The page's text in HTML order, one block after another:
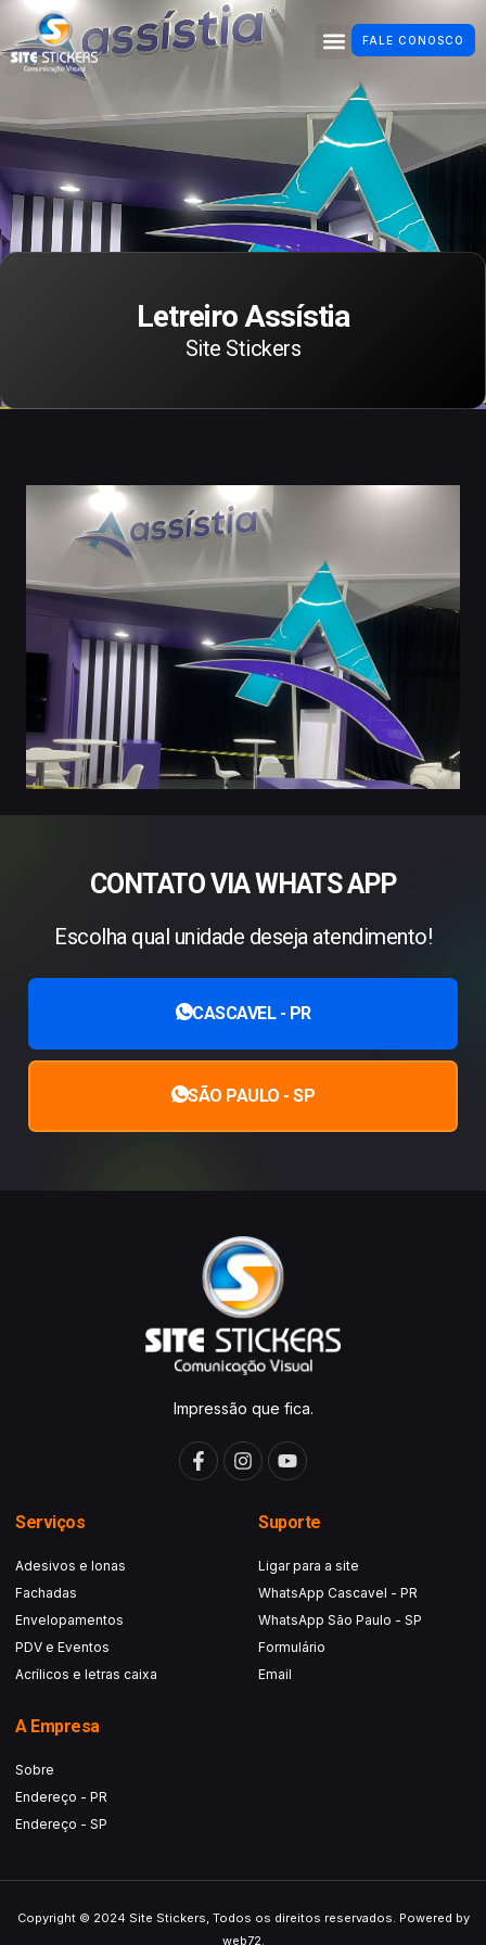
FALE CONOSCO
Letreiro Assístia
Site Stickers
CONTATO VIA WHATS APP
Escolha qual unidade deseja atendimento!
CASCAVEL - PR
SÃO PAULO - SP
Impressão que fica.
Serviços
Adesivos e lonas
Fachadas
Envelopamentos
PDV e Eventos
Acrílicos e letras caixa
Suporte
Ligar para a site
WhatsApp Cascavel - PR
WhatsApp São Paulo - SP
Formulário
Email
A Empresa
Sobre
Endereço - PR
Endereço - SP
Copyright © 2024 Site Stickers, Todos os direitos reservados. Powered by
web72.